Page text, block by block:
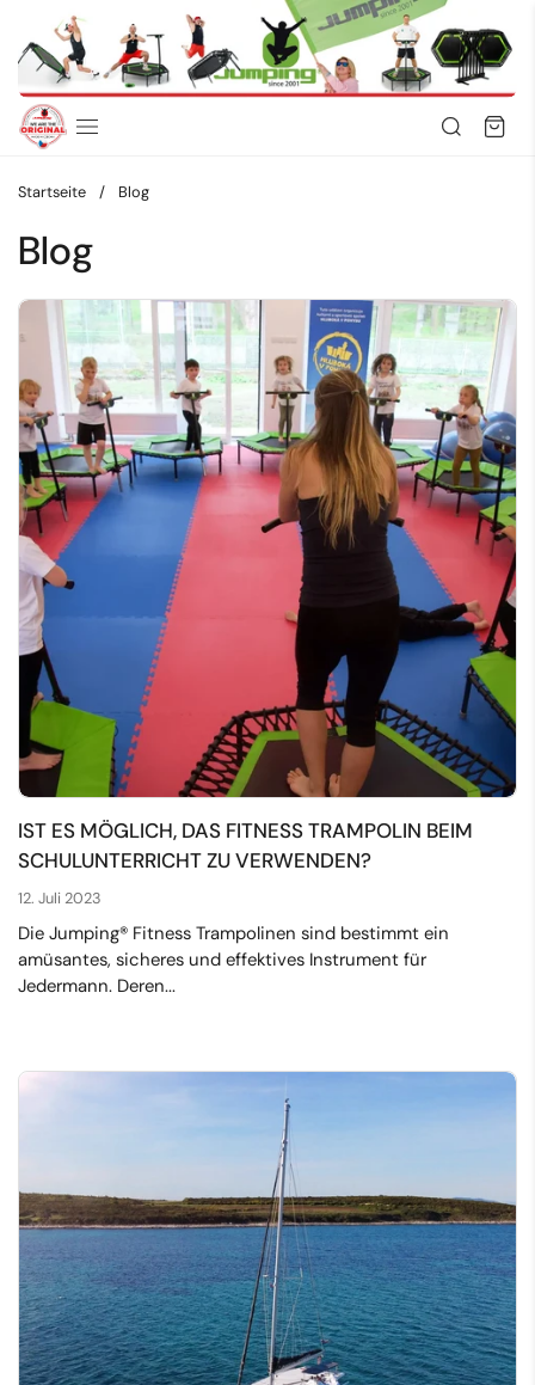
Zum Inhalt springen
Startseite / Blog
Blog
IST ES MÖGLICH, DAS FITNESS TRAMPOLIN BEIM
SCHULUNTERRICHT ZU VERWENDEN?
12. Juli 2023
Die Jumping® Fitness Trampolinen sind bestimmt ein
amüsantes, sicheres und effektives Instrument für
Jedermann. Deren...